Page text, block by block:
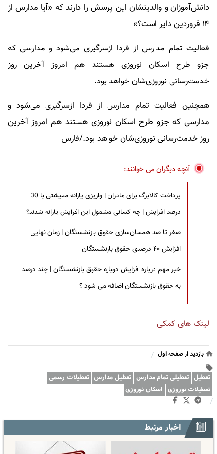
دانش‌آموزان و والدینشان این پرسش را دارند که «آیا مدارس از
۱۴ فروردین دایر است؟»
فعالیت تمام مدارس از فردا ازسرگیری می‌شود و مدارسی که
جزو طرح اسکان نوروزی هستند هم امروز آخرین روز
خدمت‌رسانی نوروزی‌شان خواهد بود.
همچنین فعالیت تمام مدارس از فردا ازسرگیری می‌شود و
مدارسی که جزو طرح اسکان نوروزی هستند هم امروز آخرین
روز خدمت‌رسانی نوروزی‌شان خواهد بود./فارس
آنچه دیگران می خوانند:
پرداخت کالابرگ برای مادران | واریزی یارانه معیشتی با 30
درصد افزایش | چه کسانی مشمول این افزایش یارانه شدند؟
صفر تا صد همسان‌سازی حقوق بازنشستگان | زمان نهایی
افزایش ۴۰ درصدی حقوق بازنشستگان
خبر مهم درباره افزایش دوباره حقوق بازنشستگان | چند درصد
به حقوق بازنشستگان اضافه می شود ؟
لینک های کمکی
بازدید از صفحه اول /
تعطیل تعطیلی تمام مدارس تعطیل مدارس تعطیلات رسمی
تعطیلات نوروزی اسکان نوروزی
/
اخبار مرتبط